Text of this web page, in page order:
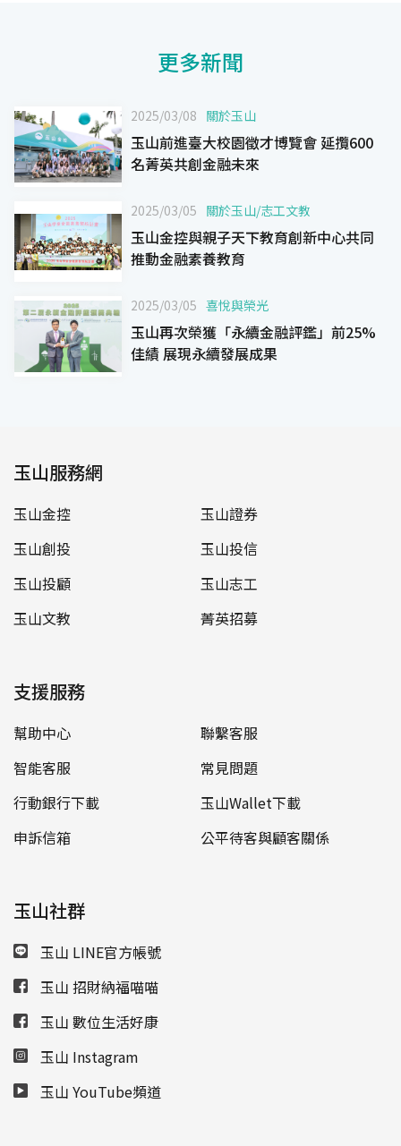
更多新聞
2025/03/08 關於玉山
玉山前進臺大校園徵才博覽會 延攬600
名菁英共創金融未來
2025/03/05 關於玉山/志工文教
玉山金控與親子天下教育創新中心共同
推動金融素養教育
2025/03/05 喜悅與榮光
玉山再次榮獲「永續金融評鑑」前25%
佳績 展現永續發展成果
玉山服務網
玉山金控
玉山證券
玉山創投
玉山投信
玉山投顧
玉山志工
玉山文教
菁英招募
支援服務
幫助中心
聯繫客服
智能客服
常見問題
行動銀行下載
玉山Wallet下載
申訴信箱
公平待客與顧客關係
玉山社群
玉山 LINE官方帳號
玉山 招財納福喵喵
玉山 數位生活好康
玉山 Instagram
玉山 YouTube頻道